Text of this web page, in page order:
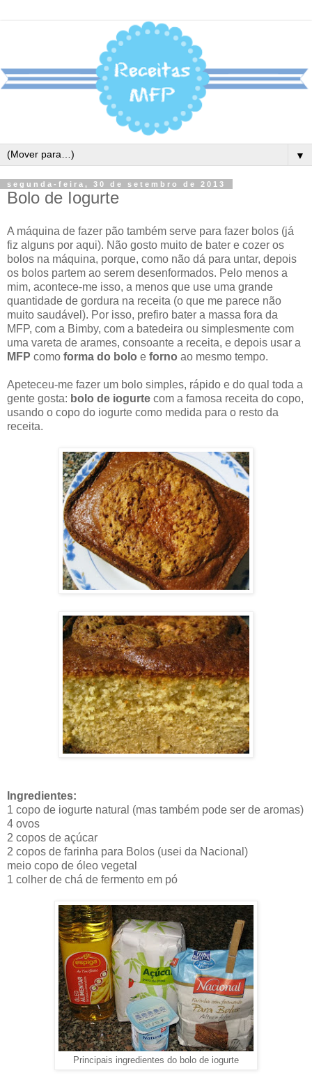
▼
segunda-feira, 30 de setembro de 2013
Bolo de Iogurte
A máquina de fazer pão também serve para fazer bolos (já
fiz alguns por aqui). Não gosto muito de bater e cozer os
bolos na máquina, porque, como não dá para untar, depois
os bolos partem ao serem desenformados. Pelo menos a
mim, acontece-me isso, a menos que use uma grande
quantidade de gordura na receita (o que me parece não
muito saudável). Por isso, prefiro bater a massa fora da
MFP, com a Bimby, com a batedeira ou simplesmente com
uma vareta de arames, consoante a receita, e depois usar a
MFP como forma do bolo e forno ao mesmo tempo.
Apeteceu-me fazer um bolo simples, rápido e do qual toda a
gente gosta: bolo de iogurte com a famosa receita do copo,
usando o copo do iogurte como medida para o resto da
receita.
Ingredientes:
1 copo de iogurte natural (mas também pode ser de aromas)
4 ovos
2 copos de açúcar
2 copos de farinha para Bolos (usei da Nacional)
meio copo de óleo vegetal
1 colher de chá de fermento em pó
Principais ingredientes do bolo de iogurte